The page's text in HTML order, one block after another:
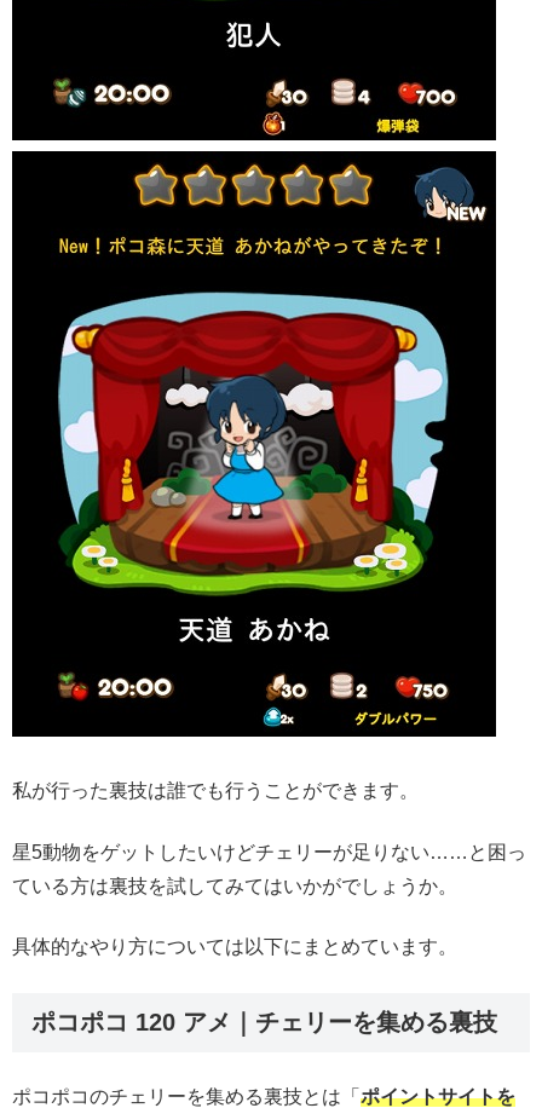
私が行った裏技は誰でも行うことができます。
星5動物をゲットしたいけどチェリーが足りない……と困っ
ている方は裏技を試してみてはいかがでしょうか。
具体的なやり方については以下にまとめています。
ポコポコ 120 アメ｜チェリーを集める裏技
ポコポコのチェリーを集める裏技とは「 ポイントサイトを